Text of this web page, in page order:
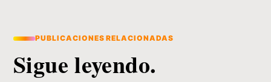
PUBLICACIONES RELACIONADAS
Sigue leyendo.